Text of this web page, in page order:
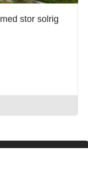
stor solrig